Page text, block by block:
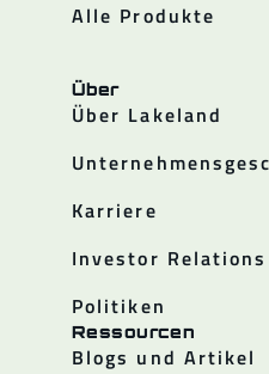
Alle Produkte
Über
Über Lakeland
Karriere
Investor Relations
Politiken
Ressourcen
Blogs und Artikel